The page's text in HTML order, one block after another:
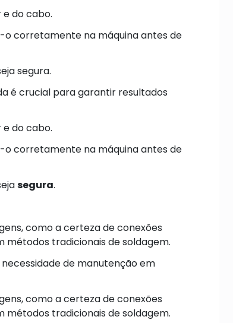
do cabo.
o corretamente na máquina antes de
segura.
é crucial para garantir resultados
do cabo.
o corretamente na máquina antes de
segura.
como a certeza de conexões
tradicionais de soldagem.
de manutenção em
como a certeza de conexões
tradicionais de soldagem.